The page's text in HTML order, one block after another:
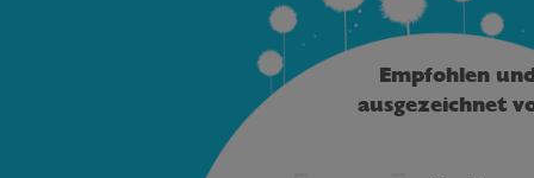
Empfohlen
ausgezeichnet